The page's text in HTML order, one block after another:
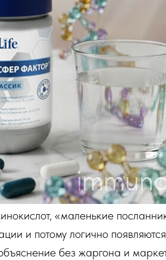
«маленькие
и потому логично
без жаргона и